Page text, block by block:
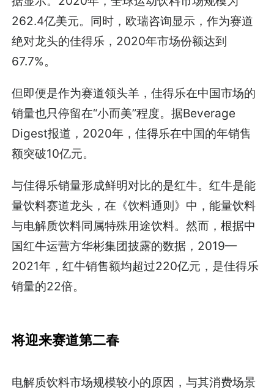
262.4亿美元。同时，欧瑞咨询显示，作为赛道
绝对龙头的佳得乐，2020年市场份额达到
67.7%。
但即便是作为赛道领头羊，佳得乐在中国市场的
销量也只停留在“小而美”程度。据Beverage
Digest报道，2020年，佳得乐在中国的年销售
额突破10亿元。
与佳得乐销量形成鲜明对比的是红牛。红牛是能
量饮料赛道龙头，在《饮料通则》中，能量饮料
与电解质饮料同属特殊用途饮料。然而，根据中
国红牛运营方华彬集团披露的数据，2019—
2021年，红牛销售额均超过220亿元，是佳得乐
销量的22倍。
将迎来赛道第二春
电解质饮料市场规模较小的原因，与其消费场景